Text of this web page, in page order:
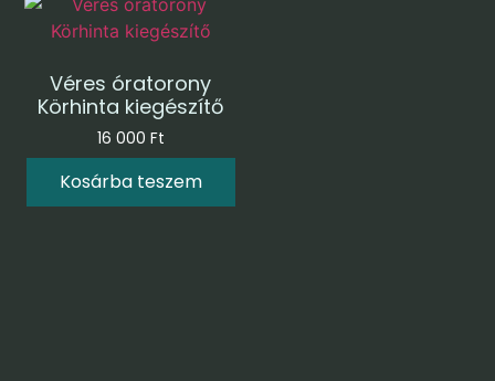
Véres óratorony
Körhinta kiegészítő
16 000 Ft
Kosárba teszem